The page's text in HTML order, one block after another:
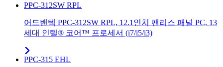
PPC-312SW RPL
어드밴텍 PPC-312SW RPL, 12.1인치 팬리스 패널 PC, 13
세대 인텔® 코어™ 프로세서 (i7/i5/i3)
PPC-315 EHL